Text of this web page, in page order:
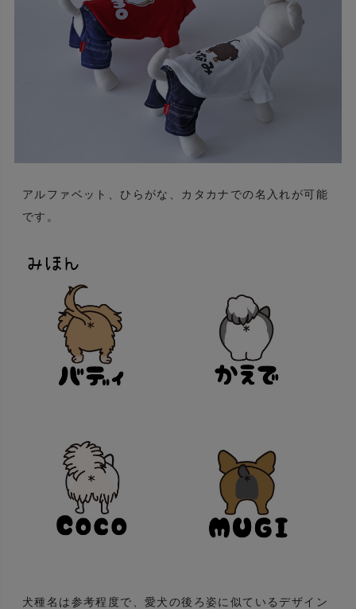
アルファベット、ひらがな、カタカナでの名入れが可能
です。
犬種名は参考程度で、愛犬の後ろ姿に似ているデザイン